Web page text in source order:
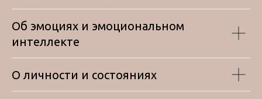
Об эмоциях и эмоциональном
интеллекте
О личности и состояниях